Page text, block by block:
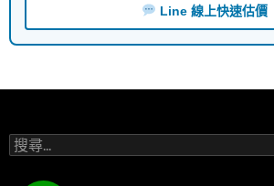
Line 線上快速估價
搜
尋